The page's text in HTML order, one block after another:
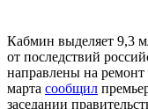
Кабмин выделяет 9,3
от последствий
направлены на
марта сообщил
заседании